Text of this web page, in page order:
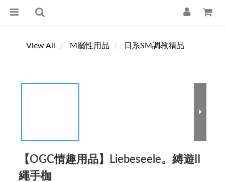
View All M屬性用品 日系SM調教精品
【OGC情趣用品】Liebeseele。縛遊II
繩手枷